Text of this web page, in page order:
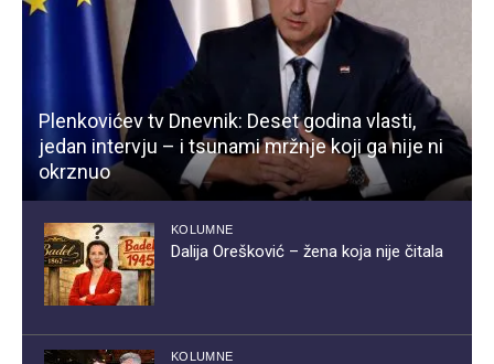
Plenkovićev tv Dnevnik: Deset godina vlasti,
jedan intervju – i tsunami mržnje koji ga nije ni
okrznuo
KOLUMNE
Dalija Orešković – žena koja nije čitala
KOLUMNE